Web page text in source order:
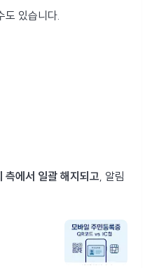
도 있습니다.
측에서 일괄 해지되고, 알림